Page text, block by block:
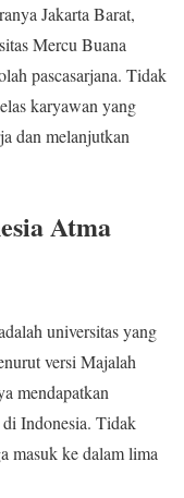
Jakarta Barat,
Mercu Buana
pascasarjana. Tidak
karyawan yang
dan melanjutkan
Atma
universitas yang
versi Majalah
mendapatkan
di Indonesia. Tidak
masuk ke dalam lima